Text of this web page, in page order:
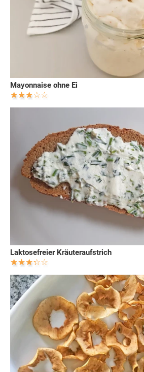
Mayonnaise ohne Ei
Laktosefreier Kräuteraufstrich